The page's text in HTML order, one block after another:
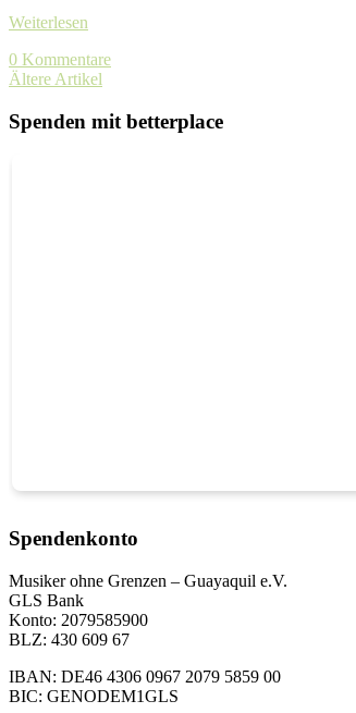
Weiterlesen
0 Kommentare
Ältere Artikel
Spenden mit betterplace
Spendenkonto
Musiker ohne Grenzen – Guayaquil e.V.
GLS Bank
Konto: 2079585900
BLZ: 430 609 67
IBAN: DE46 4306 0967 2079 5859 00
BIC: GENODEM1GLS